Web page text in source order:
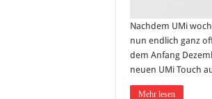
Nachdem UMi
nun endlich ganz
dem Anfang
neuen UMi Touch
Mehr lesen